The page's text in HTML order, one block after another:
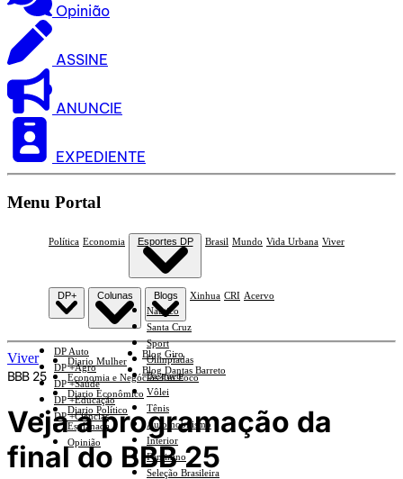
Opinião
ASSINE
ANUNCIE
EXPEDIENTE
Menu Portal
Política Economia Esportes DP
Náutico
Santa Cruz
Sport
Olimpíadas
Basquete
Vôlei
Tênis
Automobilismo
Interior
Feminino
Seleção Brasileira
Brasil Mundo Vida Urbana Viver
DP+
DP Auto
DP +Agro
DP +Saúde
DP +Educação
DP +Ciências
Colunas
Diario Mulher
Economia e Negócios Em Foco
Diario Econômico
Diario Político
Esplanada
Opinião
Blogs
Blog Giro
Blog Dantas Barreto
Xinhua CRI Acervo
Viver
BBB 25
Veja a programação da
final do BBB 25